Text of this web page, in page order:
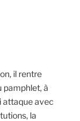
il rentre
à
attaque avec
la